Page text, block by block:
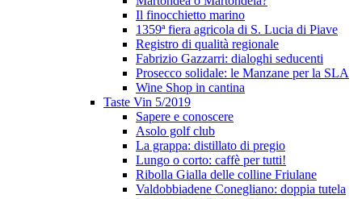
Il finocchietto marino
1359ª fiera agricola di S. Lucia di Piave
Registro di qualità regionale
Fabrizio Gazzarri: dialoghi seducenti
Prosecco solidale: le Manzane per la SLA
Wine Shop in cantina
Taste Vin 5/2019
Sapere e conoscere
Asolo golf club
La grappa: distillato di pregio
Lungo o corto: caffè per tutti!
Ribolla Gialla delle colline Friulane
Valdobbiadene Conegliano: doppia tutela